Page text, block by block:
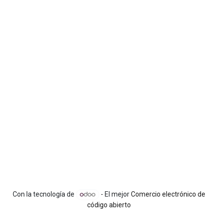
Con la tecnología de - El mejorComercio electrónico de
código abierto